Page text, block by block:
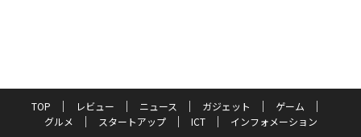
TOP レビュー ニュース ガジェット
ゲーム
グルメ
スタートアップ ICT
インフォメーション